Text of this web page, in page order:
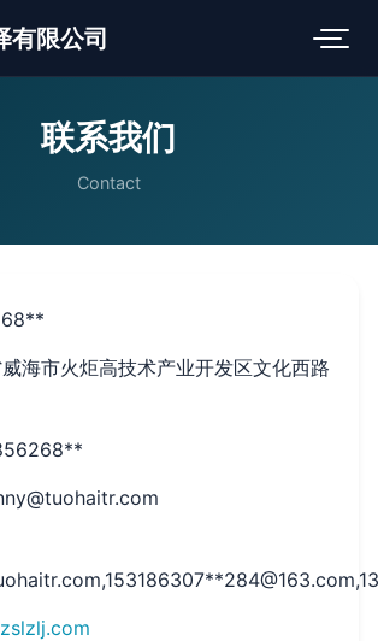
有限公司
联系我们
Contact
海市火炬高技术产业开发区文化西路
,153186307**284@163.com